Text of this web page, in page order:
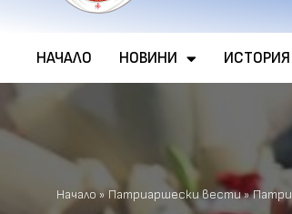
НАЧАЛО НОВИНИ ИСТОРИЯ
Начало» Патриаршески вести»